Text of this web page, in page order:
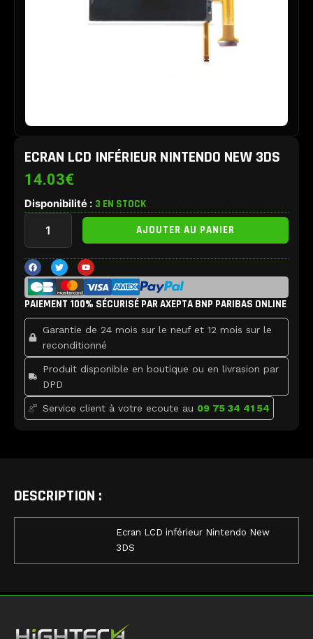
ECRAN LCD INFÉRIEUR NINTENDO NEW 3DS
14.03€
Disponibilité : 3 EN STOCK
quantité
Ecran
LCD
inférieur
Nintendo
New
3DS
AJOUTER AU PANIER
F
a
c
e
b
o
k
T
w
i
t
t
e
Y
o
u
t
u
b
PAIEMENT 100% SÉCURISÉ PAR AXEPTA BNP PARIBAS ONLINE
Garantie de 24 mois sur le neuf et 12 mois sur le
reconditionné
Produit disponible en boutique ou en livrasion par
DPD
Service client à votre ecoute au 09 75 34 41 54
DESCRIPTION :
Ecran LCD inférieur Nintendo New
3DS